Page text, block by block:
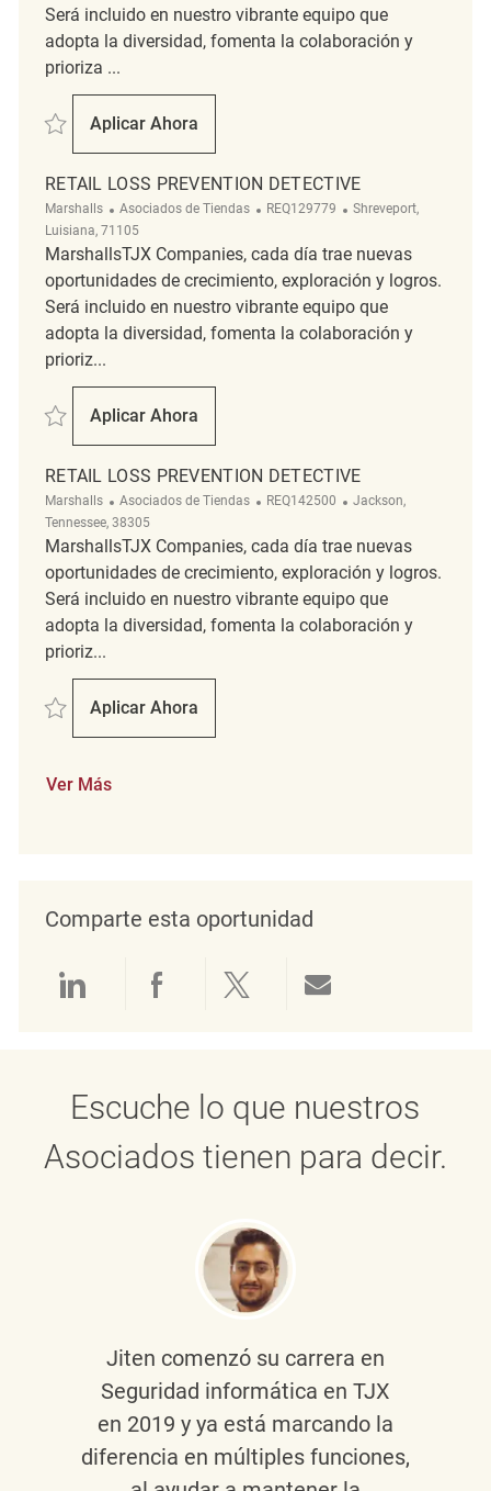
Será incluido en nuestro vibrante equipo que
adopta la diversidad, fomenta la colaboración y
prioriza ...
Salvar Retail Loss Prevention Detective REQ130729
Aplicar Ahora
Retail Loss Prevention Detective
RETAIL LOSS PREVENTION DETECTIVE
Marshalls Categoría
Asociados de Tiendas ReqId
REQ129779 Ubicación
Shreveport,
Luisiana, 71105
MarshallsTJX Companies, cada día trae nuevas
oportunidades de crecimiento, exploración y logros.
Será incluido en nuestro vibrante equipo que
adopta la diversidad, fomenta la colaboración y
prioriz...
Salvar Retail Loss Prevention Detective REQ129779
Aplicar Ahora
Retail Loss Prevention Detective
RETAIL LOSS PREVENTION DETECTIVE
Marshalls Categoría
Asociados de Tiendas ReqId
REQ142500 Ubicación
Jackson,
Tennessee, 38305
MarshallsTJX Companies, cada día trae nuevas
oportunidades de crecimiento, exploración y logros.
Será incluido en nuestro vibrante equipo que
adopta la diversidad, fomenta la colaboración y
prioriz...
Salvar Retail Loss Prevention Detective REQ142500
Aplicar Ahora
Retail Loss Prevention Detective
Ver Más
Comparte esta oportunidad
Compartir a través de LinkedIn
Compartir a través de
Compartir a través
Escuche lo que nuestros
Asociados tienen para decir.
Jiten comenzó su carrera en
Seguridad informática en TJX
en 2019 y ya está marcando la
diferencia en múltiples funciones,